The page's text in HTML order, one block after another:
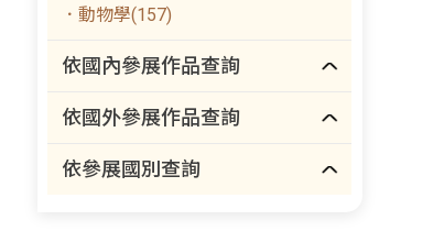
．動物學(157)
依國內參展作品查詢
依國外參展作品查詢
依參展國別查詢